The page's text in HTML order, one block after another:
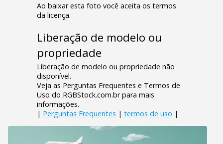
Ao baixar esta foto você aceita os termos
da licença.
Liberação de modelo ou
propriedade
Liberação de modelo ou propriedade não
disponível.
Veja as Perguntas Frequentes e Termos de
Uso do RGBStock.com.br para mais
informações.
| Perguntas Frequentes | termos de uso |